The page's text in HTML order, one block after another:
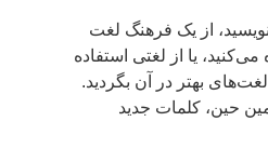
از یک فرهنگ لغت
یا از لغتی استفاده
بهتر در آن بگردید.
حین، کلمات جدید